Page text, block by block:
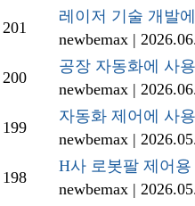
201
레이저 기술 개발
newbemax |
200
공장 자동화에 사
newbemax |
199
자동화 제어에 사
newbemax |
198
H사 로봇팔 제어용
newbemax |